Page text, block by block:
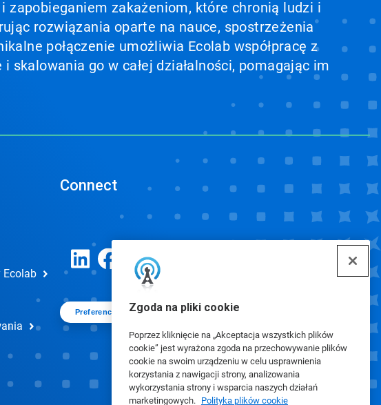
Zgoda na pliki cookie
Poprzez kliknięcie na „Akceptacja wszystkich plików
cookie” jest wyrażona zgoda na przechowywanie plików
cookie na swoim urządzeniu w celu usprawnienia
korzystania z nawigacji strony, analizowania
wykorzystania strony i wsparcia naszych działań
marketingowych. Polityka plików cookie
zapobieganiem zakażeniom, które chronią ludzi i
rozwiązania oparte na nauce, spostrzeżenia
połączenie umożliwia Ecolab współpracę z
go w całej działalności, pomagając im
Connect
Preferencje plików cookie